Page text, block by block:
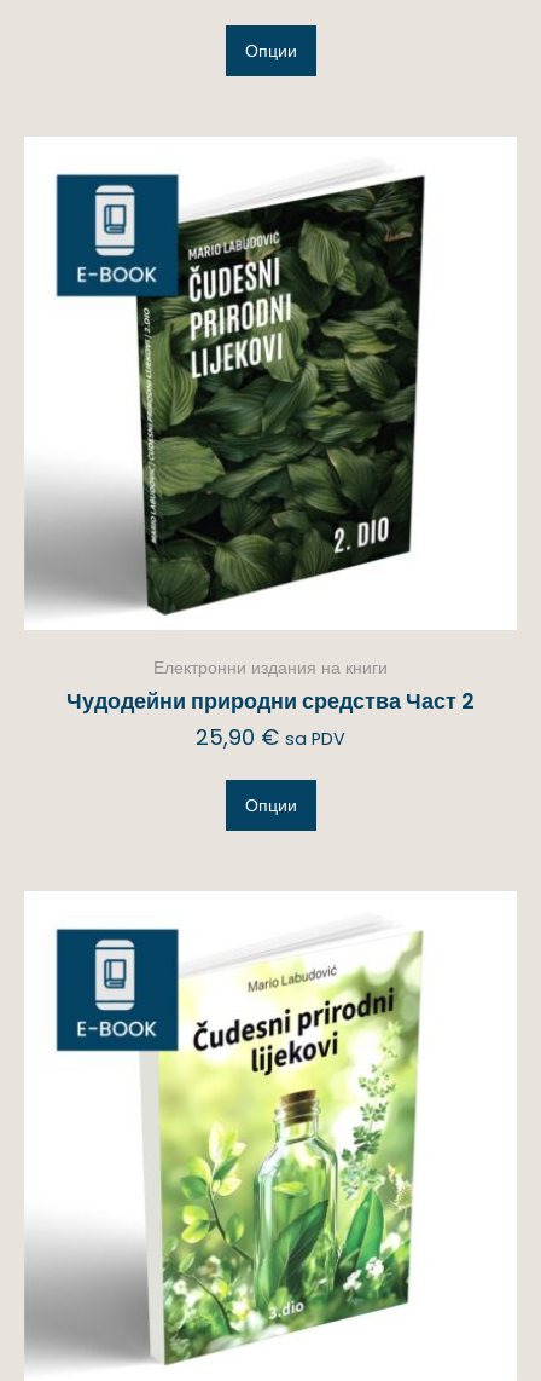
Опции
Електронни издания на книги
Чудодейни природни средства Част 2
25,90 € sa PDV
Опции